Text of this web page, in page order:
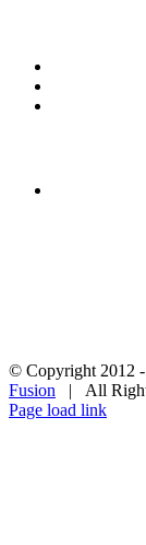
© Copyright 2012 -
Fusion | All
Facebook
X
Instagram
Page load link